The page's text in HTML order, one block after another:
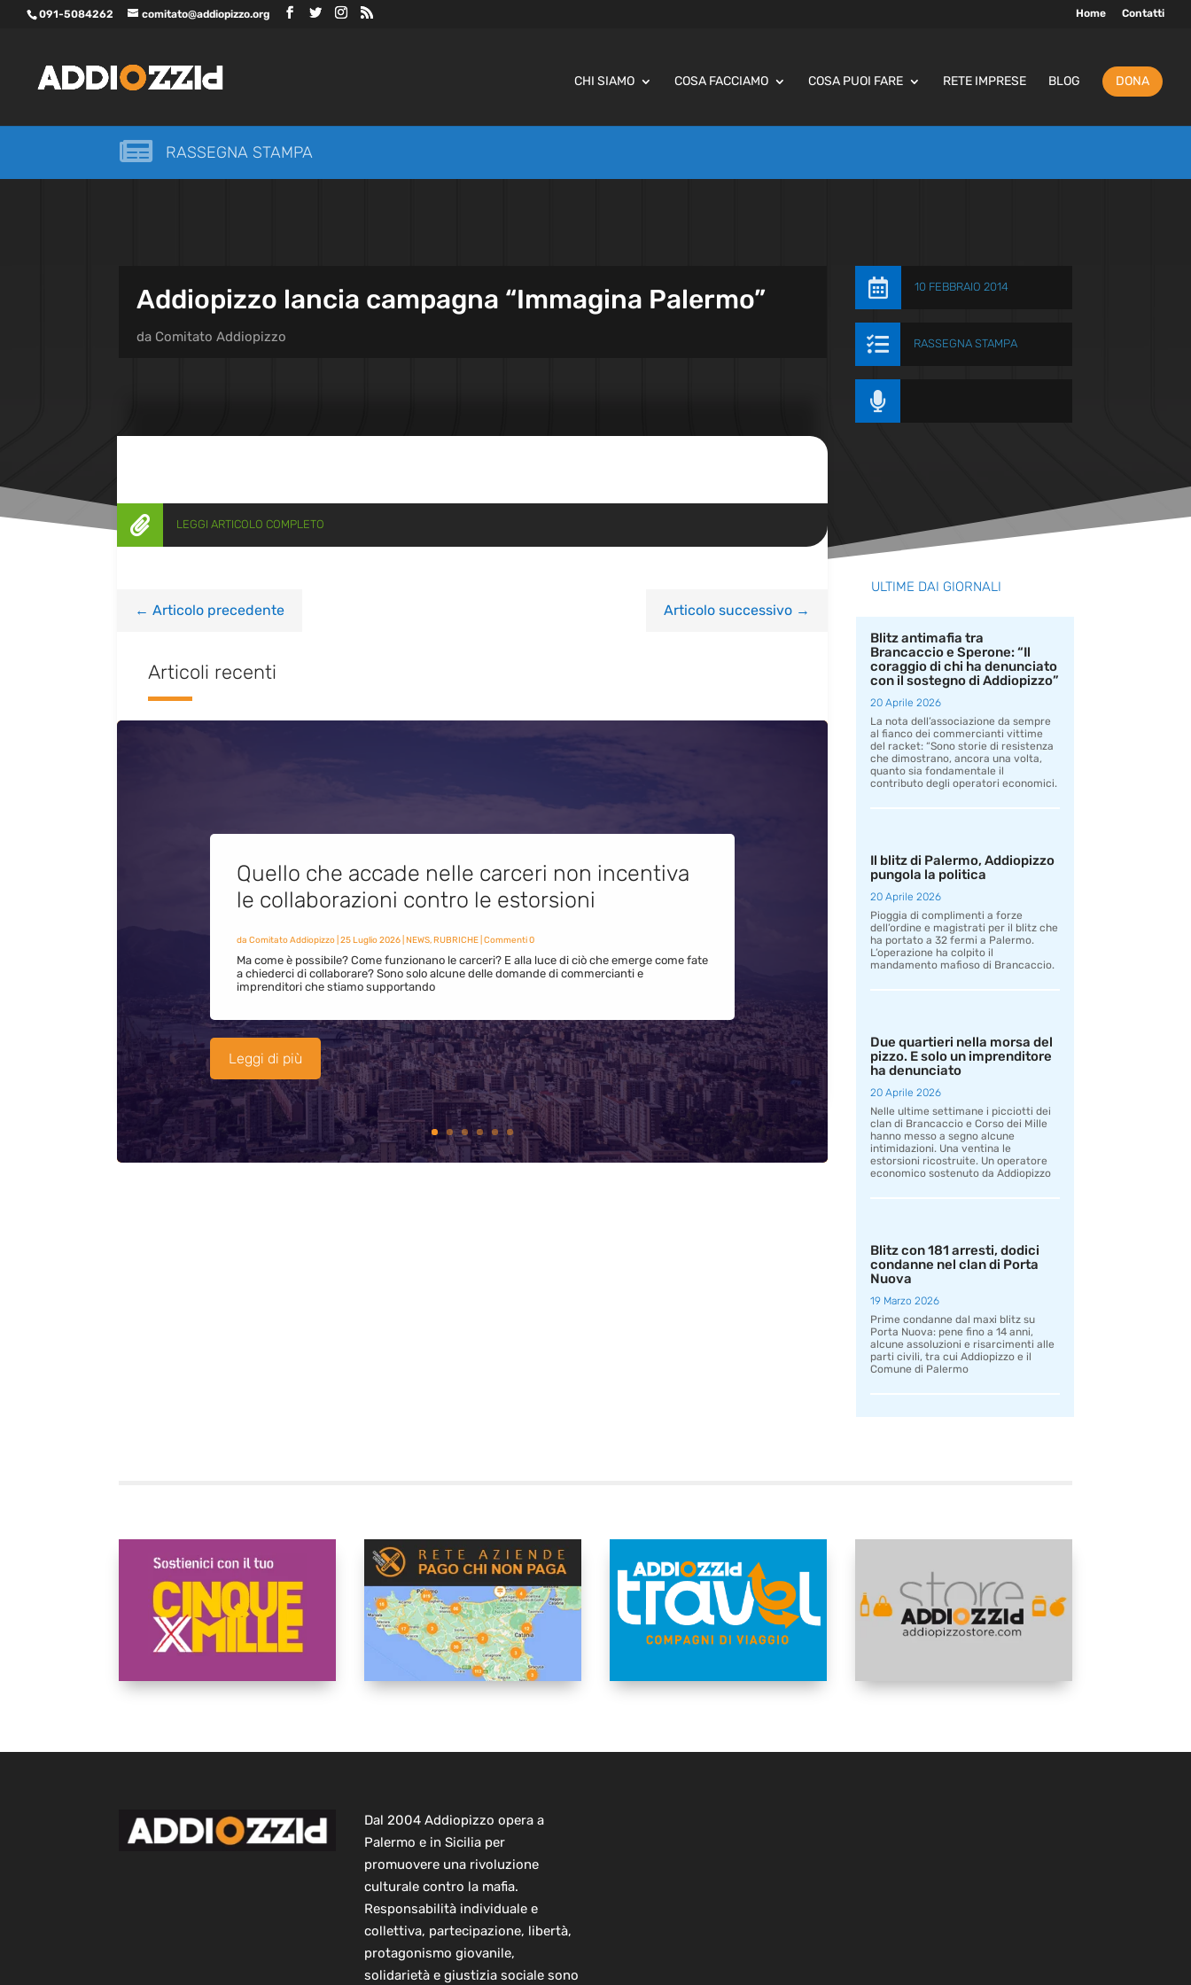
091-5084262 comitato@addiopizzo.org Home Contatti
CHI SIAMO COSA FACCIAMO COSA PUOI FARE RETE IMPRESE BLOG DONA
 RASSEGNA STAMPA
Addiopizzo lancia campagna “Immagina Palermo”
da Comitato Addiopizzo
 10 FEBBRAIO 2014
 RASSEGNA STAMPA

 LEGGI ARTICOLO COMPLETO
← Articolo precedente Articolo successivo→
Articoli recenti
Quello che accade nelle carceri non incentiva
le collaborazioni contro le estorsioni
da Comitato Addiopizzo| 25 Luglio 2026| NEWS,RUBRICHE| Commenti 0
Ma come è possibile? Come funzionano le carceri? E alla luce di ciò che emerge come fate
a chiederci di collaborare? Sono solo alcune delle domande di commercianti e
imprenditori che stiamo supportando
Leggi di più
ULTIME DAI GIORNALI
Blitz antimafia tra
Brancaccio e Sperone: “Il
coraggio di chi ha denunciato
con il sostegno di Addiopizzo”
20 Aprile 2026
La nota dell’associazione da sempre
al fianco dei commercianti vittime
del racket: “Sono storie di resistenza
che dimostrano, ancora una volta,
quanto sia fondamentale il
contributo degli operatori economici.
Il blitz di Palermo, Addiopizzo
pungola la politica
20 Aprile 2026
Pioggia di complimenti a forze
dell’ordine e magistrati per il blitz che
ha portato a 32 fermi a Palermo.
L’operazione ha colpito il
mandamento mafioso di Brancaccio.
Due quartieri nella morsa del
pizzo. E solo un imprenditore
ha denunciato
20 Aprile 2026
Nelle ultime settimane i picciotti dei
clan di Brancaccio e Corso dei Mille
hanno messo a segno alcune
intimidazioni. Una ventina le
estorsioni ricostruite. Un operatore
economico sostenuto da Addiopizzo
Blitz con 181 arresti, dodici
condanne nel clan di Porta
Nuova
19 Marzo 2026
Prime condanne dal maxi blitz su
Porta Nuova: pene fino a 14 anni,
alcune assoluzioni e risarcimenti alle
parti civili, tra cui Addiopizzo e il
Comune di Palermo
Dal 2004 Addiopizzo opera a
Palermo e in Sicilia per
promuovere una rivoluzione
culturale contro la mafia.
Responsabilità individuale e
collettiva, partecipazione, libertà,
protagonismo giovanile,
solidarietà e giustizia sociale sono